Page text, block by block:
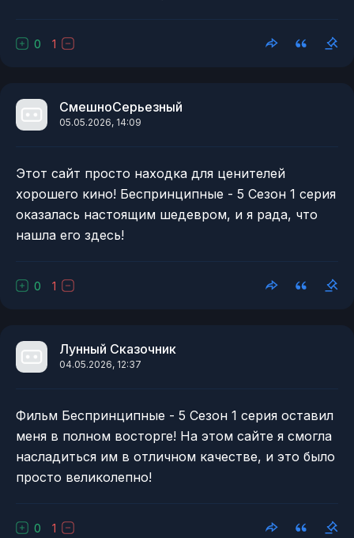
0 1
СмешноСерьезный
05.05.2026, 14:09
Этот сайт просто находка для ценителей
хорошего кино! Беспринципные - 5 Сезон 1 серия
оказалась настоящим шедевром, и я рада, что
нашла его здесь!
0 1
Лунный Сказочник
04.05.2026, 12:37
Фильм Беспринципные - 5 Сезон 1 серия оставил
меня в полном восторге! На этом сайте я смогла
насладиться им в отличном качестве, и это было
просто великолепно!
0 1